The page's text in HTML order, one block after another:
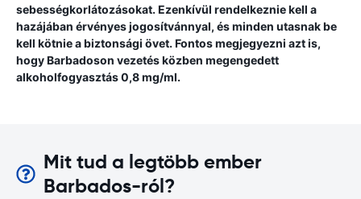
sebességkorlátozásokat. Ezenkívül rendelkeznie kell a
hazájában érvényes jogosítvánnyal, és minden utasnak be
kell kötnie a biztonsági övet. Fontos megjegyezni azt is,
hogy Barbadoson vezetés közben megengedett
alkoholfogyasztás 0,8 mg/ml.
Mit tud a legtöbb ember
Barbados-ról?